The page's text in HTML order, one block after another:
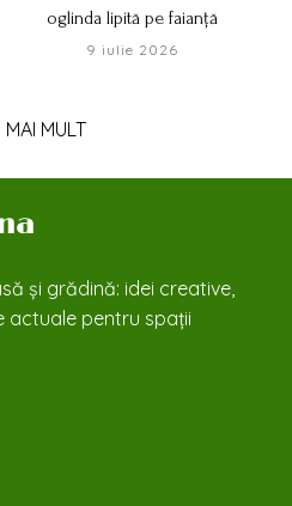
oglinda lipită pe faianță
9 iulie 2026
MULT
și grădină: idei creative,
actuale pentru spații